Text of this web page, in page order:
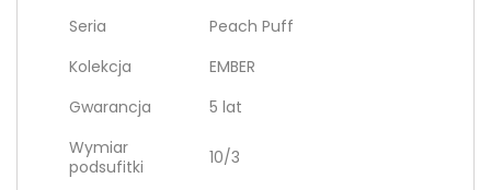
Seria
Peach Puff
Kolekcja
EMBER
Gwarancja
5 lat
Wymiar
podsufitki
10/3